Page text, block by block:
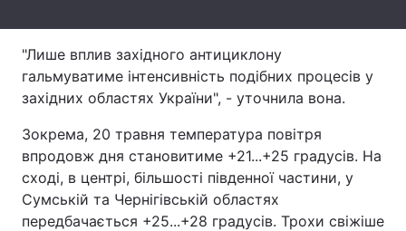
Тема оформлення
"Лише вплив західного антициклону
гальмуватиме інтенсивність подібних процесів у
західних областях України", - уточнила вона.
Зокрема, 20 травня температура повітря
впродовж дня становитиме +21...+25 градусів. На
сході, в центрі, більшості південної частини, у
Сумській та Чернігівській областях
передбачається +25...+28 градусів. Трохи свіжіше